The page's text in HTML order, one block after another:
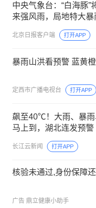
中央气象台：“白海豚”
来强风雨，局地特大暴
北京日报客户端 打开APP
暴雨山洪看预警 蓝黄
定西市广播电视台 打开APP
飙至40℃！大雨、暴
马上到，湖北连发预警
长江云新闻 打开APP
核验未通过,身份保障
广告 鼎立健康小助手